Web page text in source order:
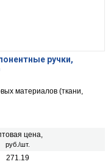
ручки,
материалов (ткани,
цена,
руб./шт.
271.19